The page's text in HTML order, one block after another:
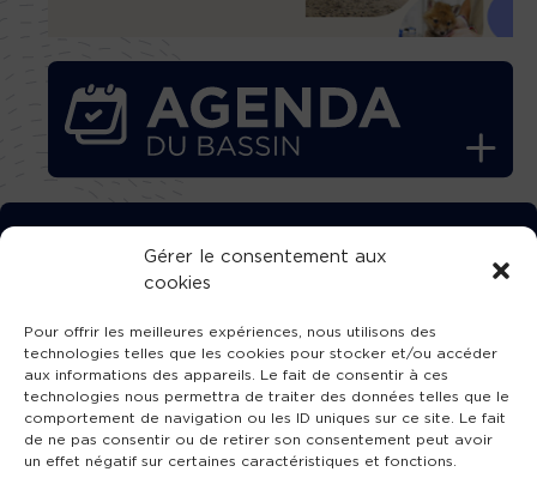
Gérer le consentement aux
cookies
Pour offrir les meilleures expériences, nous utilisons des
technologies telles que les cookies pour stocker et/ou accéder
aux informations des appareils. Le fait de consentir à ces
technologies nous permettra de traiter des données telles que le
comportement de navigation ou les ID uniques sur ce site. Le fait
de ne pas consentir ou de retirer son consentement peut avoir
un effet négatif sur certaines caractéristiques et fonctions.
TÉLÉCHARGEZ GRATUITEMENT
L’APPLICATION TVBA !
SUIVEZ-NOUS !